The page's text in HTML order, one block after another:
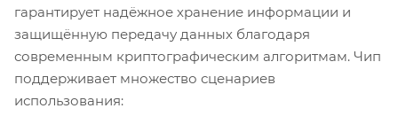
гарантирует надёжное хранение информации и
защищённую передачу данных благодаря
современным криптографическим алгоритмам. Чип
поддерживает множество сценариев
использования: